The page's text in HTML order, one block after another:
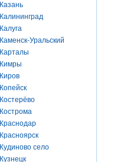
Казань
Калининград
Калуга
Каменск-Уральский
Карталы
Кимры
Киров
Копейск
Костерёво
Кострома
Краснодар
Красноярск
Кудиново село
Кузнецк